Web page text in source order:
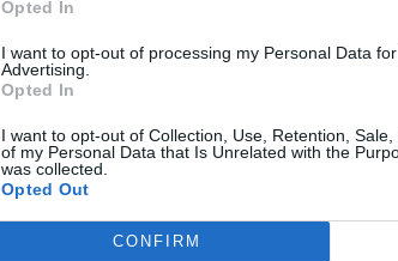
Opted In
I want to opt-out of processing my Personal Data
Advertising.
Opted In
I want to opt-out of Collection, Use, Retention,
of my Personal Data that Is Unrelated with the
was collected.
Opted Out
CONFIRM
patrimonio histórico y cultural de Canarias
Esta iniciativa a bordo de los vehículos de
miles de espectadores, ofrece continuidad a
ya ha exhibido a bordo exposiciones de
relevantes, que siempre han sido bien
El seguimiento de los diferentes proyectos
conocimiento, aportando a los viajeros de